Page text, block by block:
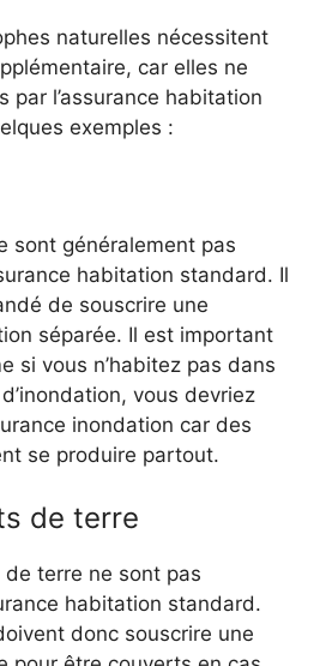
naturelles nécessitent
car elles ne
par l’assurance habitation
exemples :
sont généralement pas
habitation standard. Il
de souscrire une
séparée. Il est important
si vous n’habitez pas dans
vous devriez
inondation car des
se produire partout.
de terre
terre ne sont pas
habitation standard.
donc souscrire une